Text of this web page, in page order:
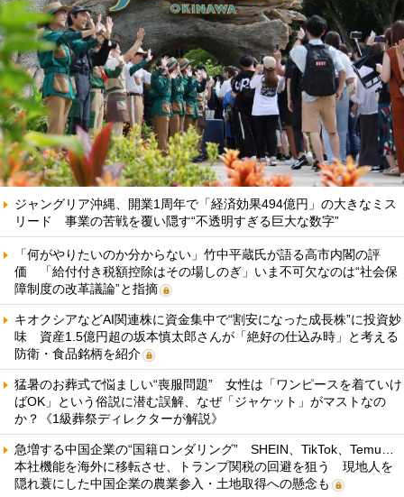
ジャングリア沖縄、開業1周年で「経済効果494億円」の大きなミス
リード 事業の苦戦を覆い隠す“不透明すぎる巨大な数字”
「何がやりたいのか分からない」竹中平蔵氏が語る高市内閣の評
価 「給付付き税額控除はその場しのぎ」いま不可欠なのは“社会保
障制度の改革議論”と指摘
キオクシアなどAI関連株に資金集中で“割安になった成長株”に投資妙
味 資産1.5億円超の坂本慎太郎さんが「絶好の仕込み時」と考える
防衛・食品銘柄を紹介
猛暑のお葬式で悩ましい“喪服問題” 女性は「ワンピースを着ていけ
ばOK」という俗説に潜む誤解、なぜ「ジャケット」がマストなの
か？《1級葬祭ディレクターが解説》
急増する中国企業の“国籍ロンダリング” SHEIN、TikTok、Temu…
本社機能を海外に移転させ、トランプ関税の回避を狙う 現地人を
隠れ蓑にした中国企業の農業参入・土地取得への懸念も